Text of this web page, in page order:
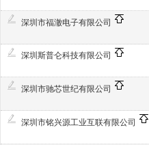
深圳市福澈电子有限公司
深圳斯普仑科技有限公司
深圳市驰芯世纪有限公司
深圳市铭兴源工业互联有限公司